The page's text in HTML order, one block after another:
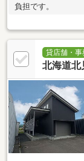
負担です。
貸店舗・事
北海道北